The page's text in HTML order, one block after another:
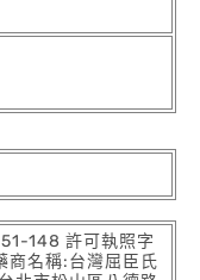
148 許可執照字
商名稱:台灣屈臣氏